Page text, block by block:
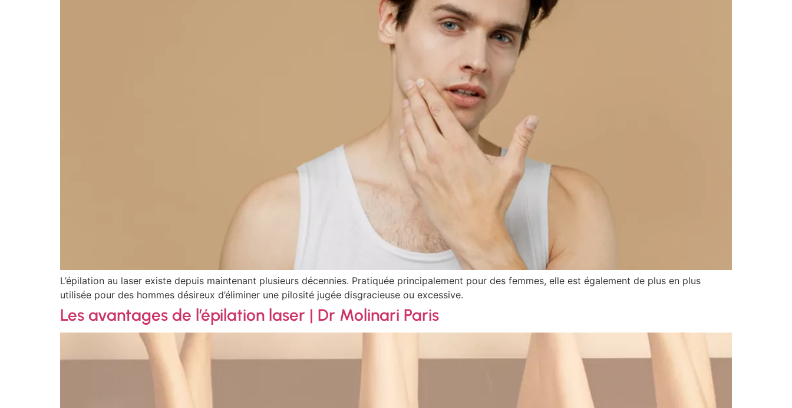
L’épilation au laser existe depuis maintenant plusieurs décennies. Pratiquée principalement pour des femmes, elle est également de plus en plus
utilisée pour des hommes désireux d’éliminer une pilosité jugée disgracieuse ou excessive.
Les avantages de l’épilation laser | Dr Molinari Paris